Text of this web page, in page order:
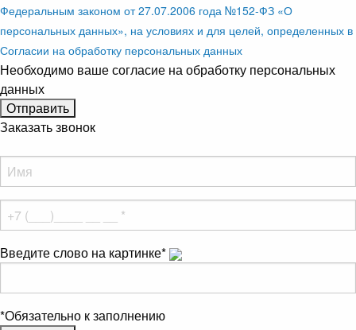
Федеральным законом от 27.07.2006 года №152-ФЗ «О
персональных данных», на условиях и для целей, определенных в
Согласии на обработку персональных данных
Необходимо ваше согласие на обработку персональных
данных
Заказать звонок
Введите слово на картинке*
*Обязательно к заполнению